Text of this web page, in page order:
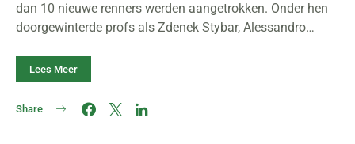
dan 10 nieuwe renners werden aangetrokken. Onder hen
doorgewinterde profs als Zdenek Stybar, Alessandro…
Lees Meer
Share